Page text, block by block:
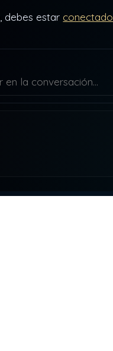
debes estar conectado
la conversación